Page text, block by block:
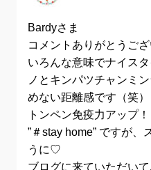
Bardyさま
コメントありがとうござ
いろんな意味でナイス
ノとキンパツチャンミ
めない距離感です（笑）
トンペン免疫力アップ！
”＃stay home” ですが、
うに♡
ブログに来ていただい